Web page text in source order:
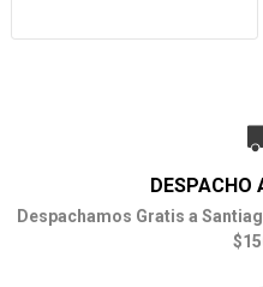
DESPACHO
Despachamos Gratis a